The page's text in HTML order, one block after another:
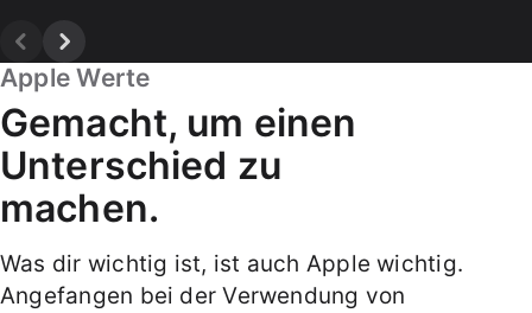
e
I
o
Apple Werte
Gemacht, um einen
Unterschied zu
machen.
Was dir wichtig ist, ist auch Apple wichtig.
Ange­fangen bei der Verwen­dung von